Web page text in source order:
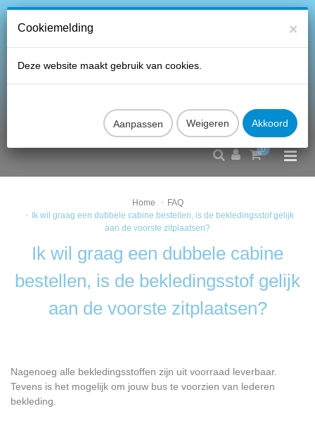
0
Home
FAQ
Ik wil graag een dubbele cabine bestellen, is de bekledingsstof gelijk
aan de voorste zitplaatsen?
Ik wil graag een dubbele cabine
bestellen, is de bekledingsstof gelijk
aan de voorste zitplaatsen?
Nagenoeg alle bekledingsstoffen zijn uit voorraad leverbaar.
Tevens is het mogelijk om jouw bus te voorzien van lederen
bekleding.
×
Cookiemelding
Deze website maakt gebruik van cookies.
Aanpassen